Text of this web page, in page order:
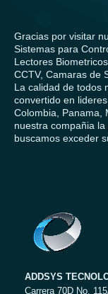
Gracias por visitar
Sistemas para
Lectores
CCTV, Camaras de
La calidad de todos
convertido en
Colombia, Panama,
nuestra compañia
buscamos exceder
ADDSYS
Carrera 70D No.